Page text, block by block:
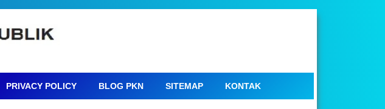
PRIVACY POLICY BLOG PKN SITEMAP KONTAK